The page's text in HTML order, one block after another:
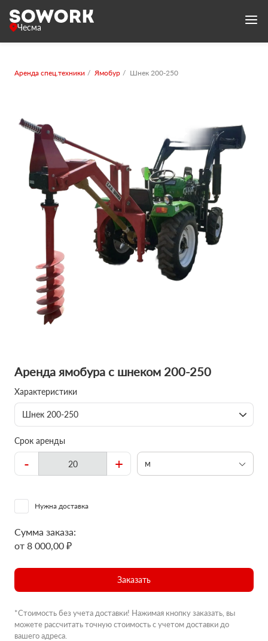
Чесма
Аренда спец.техники Ямобур Шнек 200-250
Аренда ямобура с шнеком 200-250
Характеристики
Шнек 200-250
Срок аренды
- + м
Нужна доставка
Сумма заказа:
от 8 000,00 ₽
Заказать
*Стоимость без учета доставки! Нажимая кнопку заказать, вы
можете рассчитать точную стоимость с учетом доставки до
вашего адреса.